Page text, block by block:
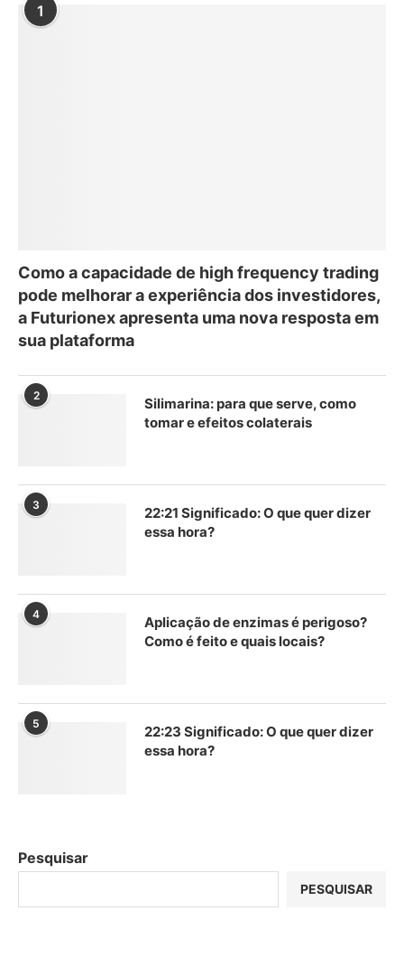
1
Como a capacidade de high frequency trading
pode melhorar a experiência dos investidores,
a Futurionex apresenta uma nova resposta em
sua plataforma
2
Silimarina: para que serve, como
tomar e efeitos colaterais
3
22:21 Significado: O que quer dizer
essa hora?
4
Aplicação de enzimas é perigoso?
Como é feito e quais locais?
5
22:23 Significado: O que quer dizer
essa hora?
Pesquisar
PESQUISAR